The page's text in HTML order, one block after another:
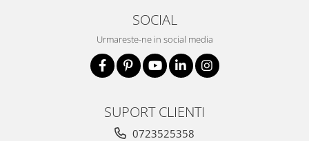
SOCIAL
Urmareste-ne in social media
SUPORT CLIENTI
0723525358